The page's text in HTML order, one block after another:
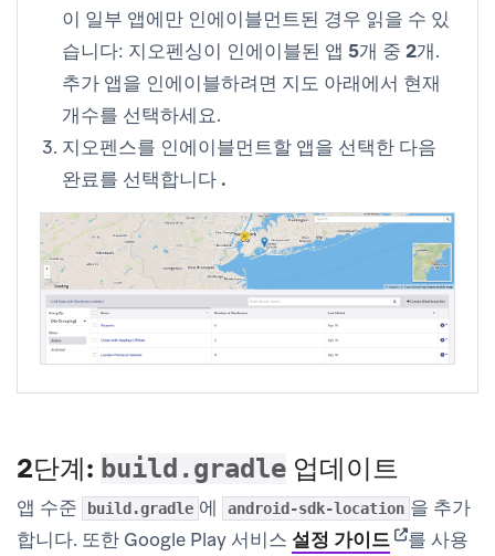
이 일부 앱에만 인에이블먼트된 경우 읽을 수 있
습니다: 지오펜싱이 인에이블된 앱 5개 중 2개.
추가 앱을 인에이블하려면 지도 아래에서 현재
개수를 선택하세요.
지오펜스를 인에이블먼트할 앱을 선택한 다음
완료를 선택합니다.
2단계: build.gradle 업데이트
앱 수준 build.gradle 에 android-sdk-location 을 추가
합니다. 또한 Google Play 서비스 설정 가이드(opens in
를 사용